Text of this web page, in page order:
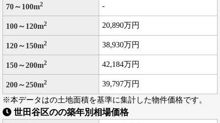
70～100m2 -
100～120m2 20,890万円
120～150m2 38,930万円
150～200m2 42,184万円
200～250m2
39,797万円
※本データはの土地面積を基準に集計した物件価格です。
世田谷区のの築年別相場価格